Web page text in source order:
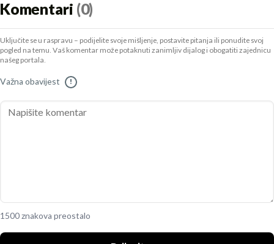
Komentari (0)
Uključite se u raspravu – podijelite svoje mišljenje, postavite pitanja ili ponudite svoj
pogled na temu. Vaš komentar može potaknuti zanimljiv dijalog i obogatiti zajednicu
našeg portala.
Važna obavijest !
1500 znakova preostalo